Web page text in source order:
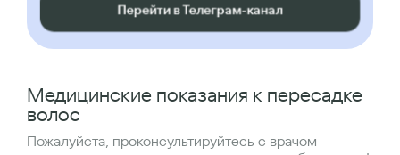
Перейти в Телеграм-канал
Медицинские показания к пересадке
волос
Пожалуйста, проконсультируйтесь с врачом